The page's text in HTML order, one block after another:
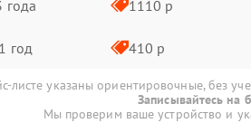
года 1110 р
1 год 410 р
листе указаны ориентировочные, без
Записывайтесь на
Мы проверим ваше устройство и